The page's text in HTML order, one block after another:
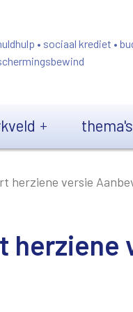
• sociaal krediet •
thema's
herziene versie
herziene